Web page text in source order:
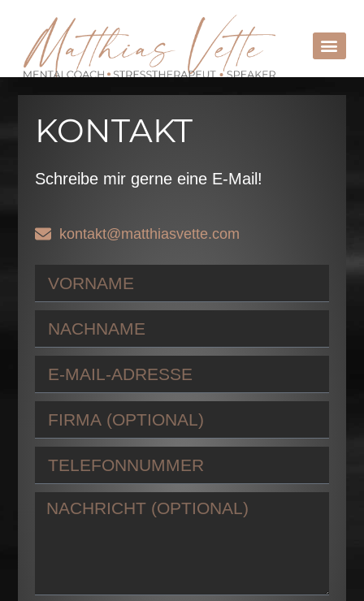
KONTAKT
Schreibe mir gerne eine E-Mail!
kontakt@matthiasvette.com